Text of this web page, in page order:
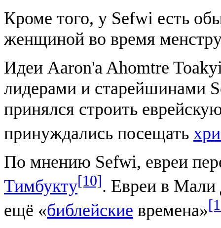
Кроме того, у Sefwi есть
женщиной во время
Идеи Aaron'a Ahomtre
лидерами и старейшинами
принялся строить
принуждались посещать
По мнению Sefwi, евреи
Тимбукту[10]. Евреи в Мали
ещё «библейские времена»